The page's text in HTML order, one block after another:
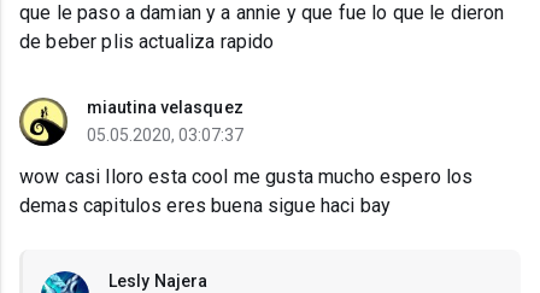
que le paso a damian y a annie y que fue lo que le dieron
de beber plis actualiza rapido
miautina velasquez
05.05.2020, 03:07:37
wow casi lloro esta cool me gusta mucho espero los
demas capitulos eres buena sigue haci bay
Lesly Najera